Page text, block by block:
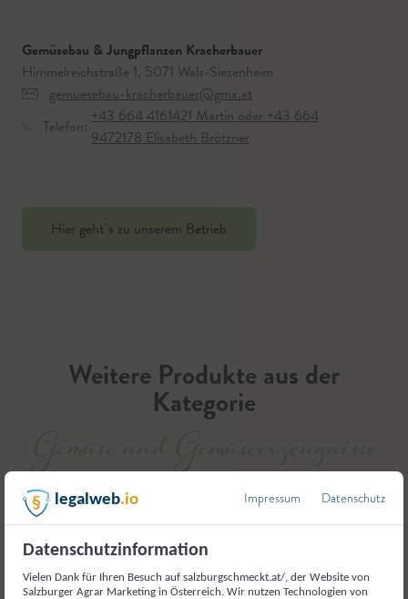
Gemüsebau & Jungpflanzen Kracherbauer
Himmelreichstraße 1, 5071 Wals-Siezenheim
gemuesebau-kracherbauer@gmx.at
Telefon: +43 664 4161421 Martin oder +43 664
9472178 Elisabeth Brötzner
Hier geht`s zu unserem Betrieb
Weitere Produkte aus der
Kategorie
Gemüse und Gemüseerzeugnisse
legalweb.io Impressum Datenschutz
Datenschutzinformation
Vielen Dank für Ihren Besuch auf salzburgschmeckt.at/, der Website von
Salzburger Agrar Marketing in Österreich. Wir nutzen Technologien von